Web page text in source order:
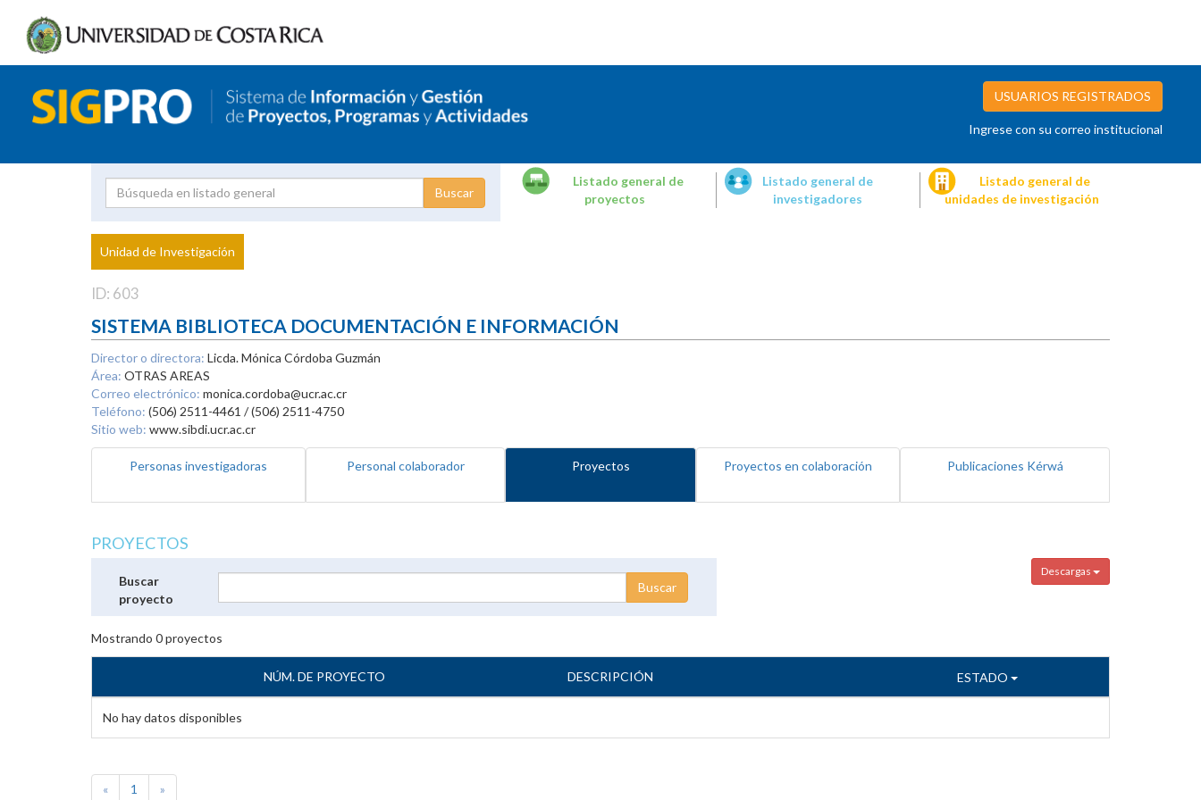
USUARIOS REGISTRADOS
Ingrese con su correo institucional
Proyecto
Investigador
Listado general de
proyectos
Listado general de
investigadores
Listado general de
unidades de investigación
Unidad de Investigación
ID: 603
SISTEMA BIBLIOTECA DOCUMENTACIÓN E INFORMACIÓN
Director o directora: Licda. Mónica Córdoba Guzmán
Área: OTRAS AREAS
Correo electrónico: monica.cordoba@ucr.ac.cr
Teléfono: (506) 2511-4461 / (506) 2511-4750
Sitio web: www.sibdi.ucr.ac.cr
Personas investigadoras Personal colaborador Proyectos Proyectos en colaboración Publicaciones Kérwá
PROYECTOS
Descargas
Buscar
proyecto
Mostrando 0proyectos
NÚM. DE PROYECTO DESCRIPCIÓN ESTADO
No hay datos disponibles
« 1 »